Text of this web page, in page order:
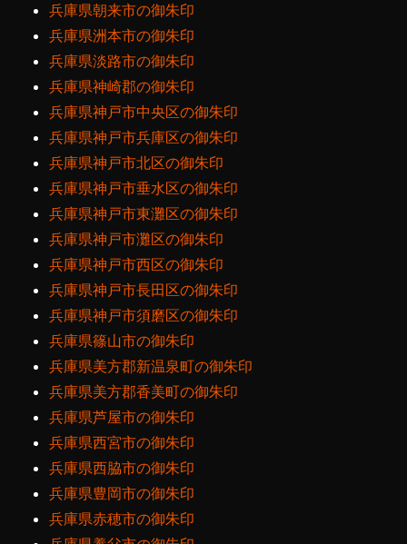
兵庫県朝来市の御朱印
兵庫県洲本市の御朱印
兵庫県淡路市の御朱印
兵庫県神崎郡の御朱印
兵庫県神戸市中央区の御朱印
兵庫県神戸市兵庫区の御朱印
兵庫県神戸市北区の御朱印
兵庫県神戸市垂水区の御朱印
兵庫県神戸市東灘区の御朱印
兵庫県神戸市灘区の御朱印
兵庫県神戸市西区の御朱印
兵庫県神戸市長田区の御朱印
兵庫県神戸市須磨区の御朱印
兵庫県篠山市の御朱印
兵庫県美方郡新温泉町の御朱印
兵庫県美方郡香美町の御朱印
兵庫県芦屋市の御朱印
兵庫県西宮市の御朱印
兵庫県西脇市の御朱印
兵庫県豊岡市の御朱印
兵庫県赤穂市の御朱印